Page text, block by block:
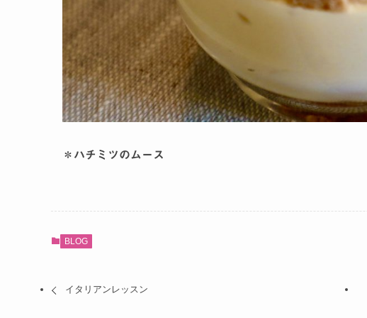
＊ハチミツのムース
BLOG
イタリアンレッスン